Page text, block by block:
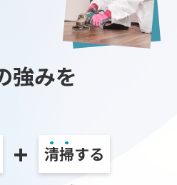
強みを
+ 清掃する